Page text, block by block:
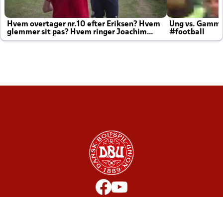
Hvem overtager nr.10 efter Eriksen? Hvem
glemmer sit pas? Hvem ringer Joachim
altid til efter kampe?
Ung vs.
#football